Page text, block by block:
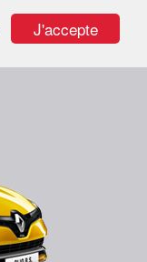
J'accepte